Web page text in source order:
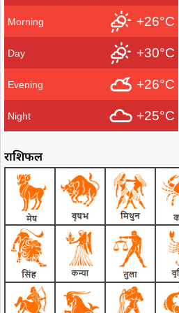
Morning +26°C
Day +30°C
Evening +26°C
Night +25°C
राशिफल